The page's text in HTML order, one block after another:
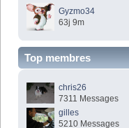
Gyzmo34
63j 9m
Top membres
chris26
7311 Messages
gilles
5210 Messages